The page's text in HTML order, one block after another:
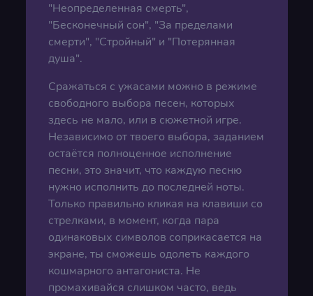
"Неопределенная смерть",
"Бесконечный сон", "За пределами
смерти", "Стройный" и "Потерянная
душа".
Сражаться с ужасами можно в режиме
свободного выбора песен, которых
здесь не мало, или в сюжетной игре.
Независимо от твоего выбора, заданием
остаётся полноценное исполнение
песни, это значит, что каждую песню
нужно исполнить до последней ноты.
Только правильно кликая на клавиши со
стрелками, в момент, когда пара
одинаковых символов соприкасается на
экране, ты сможешь одолеть каждого
кошмарного антагониста. Не
промахивайся слишком часто, ведь